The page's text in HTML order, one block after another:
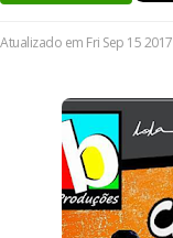
Atualizado em Fri Sep 15